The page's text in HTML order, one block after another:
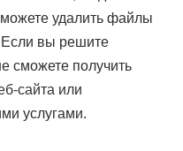
удалить файлы
вы решите
сможете получить
сайта или
услугами.